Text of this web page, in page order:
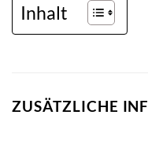
Inhalt
ZUSÄTZLICHE